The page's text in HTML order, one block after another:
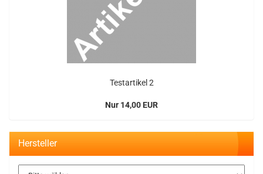
Te­st­ar­ti­kel 2
Nur 14,00 EUR
Hersteller